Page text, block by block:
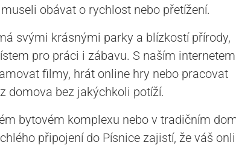
obávat o rychlost nebo přetížení.
svými krásnými parky a blízkostí přírody,
pro práci i zábavu. S naším internetem
filmy, hrát online hry nebo pracovat
z domova bez jakýchkoli potíží.
bytovém komplexu nebo v tradičním
připojení do Písnice zajistí, že váš